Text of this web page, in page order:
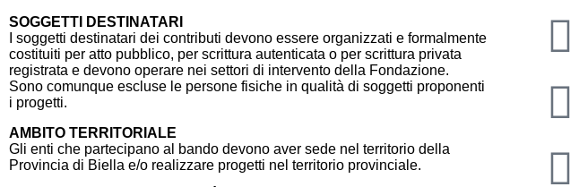
SOGGETTI DESTINATARI
soggetti destinatari dei contributi devono essere organizzati e formalmente
costituiti per atto pubblico, per scrittura autenticata o per scrittura privata
registrata e devono operare nei settori di intervento della Fondazione.
Sono comunque escluse le persone fisiche in qualità di soggetti proponenti
i progetti.
AMBITO TERRITORIALE
Gli enti che partecipano al bando devono aver sede nel territorio della
Provincia di Biella e/o realizzare progetti nel territorio provinciale.